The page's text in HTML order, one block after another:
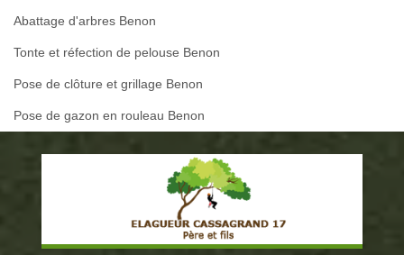
Abattage d'arbres Benon
Tonte et réfection de pelouse Benon
Pose de clôture et grillage Benon
Pose de gazon en rouleau Benon